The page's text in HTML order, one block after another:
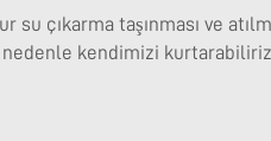
su çıkarma taşınması ve
kendimizi kurtarabiliriz